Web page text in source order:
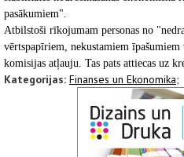
pasākumiem".
Atbilstoši rīkojumam personas no
vērtspapīriem, nekustamiem
komisijas atļauju. Tas pats attiecas uz
Kategorijas: Finanses un Ekonomika;